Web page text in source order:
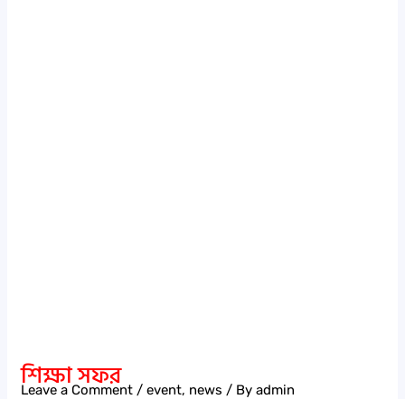
শিক্ষা সফর
Leave a Comment /event, news / Byadmin